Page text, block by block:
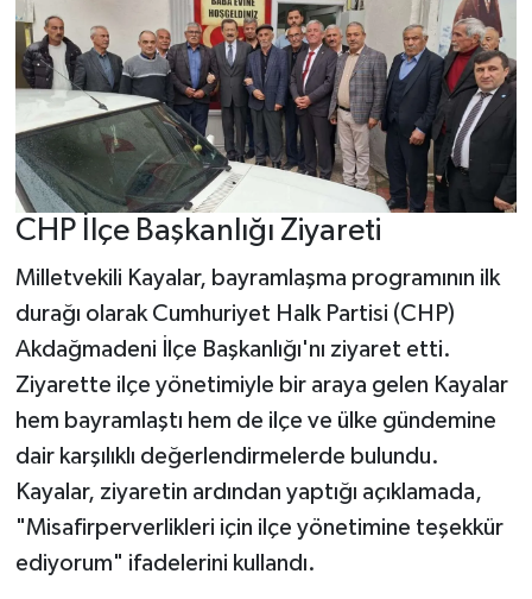
CHP İlçe Başkanlığı Ziyareti
Milletvekili Kayalar, bayramlaşma programının ilk
durağı olarak Cumhuriyet Halk Partisi (CHP)
Akdağmadeni İlçe Başkanlığı'nı ziyaret etti.
Ziyarette ilçe yönetimiyle bir araya gelen Kayalar
hem bayramlaştı hem de ilçe ve ülke gündemine
dair karşılıklı değerlendirmelerde bulundu.
Kayalar, ziyaretin ardından yaptığı açıklamada,
"Misafirperverlikleri için ilçe yönetimine teşekkür
ediyorum" ifadelerini kullandı.